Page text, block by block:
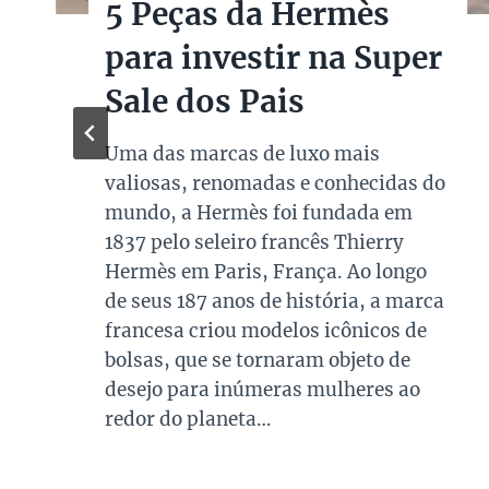
5 Peças da Hermès
para investir na Super
Sale dos Pais
Uma das marcas de luxo mais
valiosas, renomadas e conhecidas do
mundo, a Hermès foi fundada em
1837 pelo seleiro francês Thierry
Hermès em Paris, França. Ao longo
de seus 187 anos de história, a marca
francesa criou modelos icônicos de
bolsas, que se tornaram objeto de
desejo para inúmeras mulheres ao
redor do planeta…